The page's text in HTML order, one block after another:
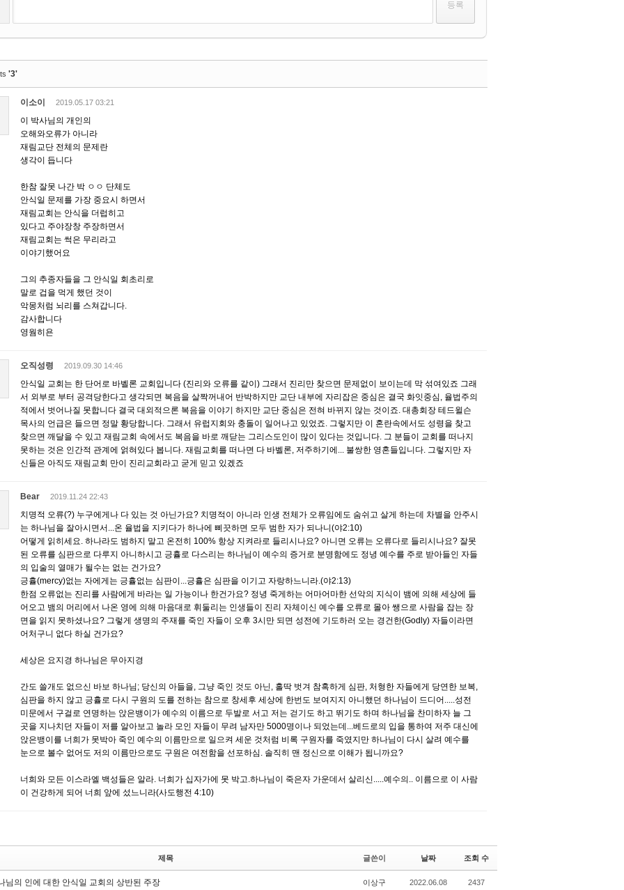
'3'
이소이 2019.05.17 03:21
이 박사님의 개인의
오해와오류가 아니라
재림교단 전체의 문제란
생각이 듭니다
한참 잘못 나간 박 ㅇㅇ 단체도
안식일 문제를 가장 중요시 하면서
재림교회는 안식을 더럽히고
있다고 주야장창 주장하면서
재림교회는 썩은 무리라고
이야기했어요
그의 추종자들을 그 안식일 회초리로
말로 겁을 먹게 했던 것이
악몽처럼 뇌리를 스쳐갑니다.
감사합니다
영웜히욘
오직성령 2019.09.30 14:46
안식일 교회는 한 단어로 바벨론 교회입니다 (진리와 오류를 같이) 그래서 진리만 찾으면 문제없이 보이는데 막 섞여있죠 그래
서 외부로 부터 공격당한다고 생각되면 복음을 살짝꺼내어 반박하지만 교단 내부에 자리잡은 중심은 결국 화잇중심, 율법주의
적에서 벗어나질 못합니다 결국 대외적으론 복음을 이야기 하지만 교단 중심은 전혀 바뀌지 않는 것이죠. 대총회장 테드윌슨
목사의 언급은 들으면 정말 황당합니다. 그래서 유럽지회와 충돌이 일어나고 있었죠. 그렇지만 이 혼란속에서도 성령을 찾고
찾으면 깨달을 수 있고 재림교회 속에서도 복음을 바로 깨닫는 그리스도인이 많이 있다는 것입니다. 그 분들이 교회를 떠나지
못하는 것은 인간적 관계에 얽혀있다 봅니다. 재림교회를 떠나면 다 바벨론, 저주하기에... 불쌍한 영혼들입니다. 그렇지만 자
신들은 아직도 재림교회 만이 진리교회라고 굳게 믿고 있겠죠
Bear 2019.11.24 22:43
치명적 오류(?) 누구에게나 다 있는 것 아닌가요? 치명적이 아니라 인생 전체가 오류임에도 숨쉬고 살게 하는데 차별을 안주시
는 하나님을 잘아시면서...온 율법을 지키다가 하나에 삐끗하면 모두 범한 자가 되나니(야2:10)
어떻게 읽히세요. 하나라도 범하지 말고 온전히 100% 항상 지켜라로 들리시나요? 아니면 오류는 오류다로 들리시나요? 잘못
된 오류를 심판으로 다루지 아니하시고 긍휼로 다스리는 하나님이 예수의 증거로 분명함에도 정녕 예수를 주로 받아들인 자들
의 입술의 열매가 될수는 없는 건가요?
긍휼(mercy)없는 자에게는 긍휼없는 심판이...긍휼은 심판을 이기고 자랑하느니라.(야2:13)
한점 오류없는 진리를 사람에게 바라는 일 가능이나 한건가요? 정녕 죽게하는 어마어마한 선악의 지식이 뱀에 의해 세상에 들
어오고 뱀의 머리에서 나온 영에 의해 마음대로 휘둘리는 인생들이 진리 자체이신 예수를 오류로 몰아 쌩으로 사람을 잡는 장
면을 읽지 못하셨나요? 그렇게 생명의 주재를 죽인 자들이 오후 3시만 되면 성전에 기도하러 오는 경건한(Godly) 자들이라면
어처구니 없다 하실 건가요?
세상은 요지경 하나님은 무아지경
간도 쓸개도 없으신 바보 하나님; 당신의 아들을, 그냥 죽인 것도 아닌, 홀딱 벗겨 참혹하게 심판, 처형한 자들에게 당연한 보복,
심판을 하지 않고 긍휼로 다시 구원의 도를 전하는 참으로 창세후 세상에 한번도 보여지지 아니했던 하나님이 드디어.....성전
미문에서 구걸로 연명하는 앉은뱅이가 예수의 이름으로 두발로 서고 저는 걷기도 하고 뛰기도 하며 하나님을 찬미하자 늘 그
곳을 지나치던 자들이 저를 알아보고 놀라 모인 자들이 무려 남자만 5000명이나 되었는데...베드로의 입을 통하여 저주 대신에
앉은뱅이를 너희가 못박아 죽인 예수의 이름만으로 일으켜 세운 것처럼 비록 구원자를 죽였지만 하나님이 다시 살려 예수를
눈으로 볼수 없어도 저의 이름만으로도 구원은 여전함을 선포하심. 솔직히 맨 정신으로 이해가 됩니까요?
너희와 모든 이스라엘 백성들은 알라. 너희가 십자가에 못 박고.하나님이 죽은자 가운데서 살리신.....예수의.. 이름으로 이 사람
이 건강하게 되어 너희 앞에 섰느니라(사도행전 4:10)
제목 글쓴이 날짜 조회 수
님의 인에 대한 안식일 교회의 상반된 주장 이상구 2022.06.08 2437